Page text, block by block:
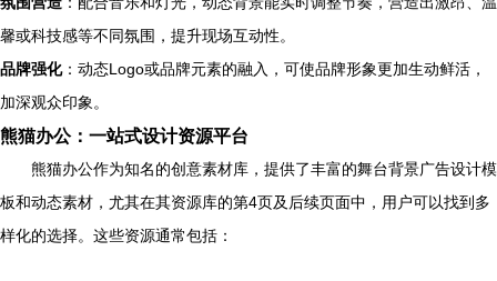
馨或科技感等不同氛围，提升现场互动性。
品牌强化：动态Logo或品牌元素的融入，可使品牌形象更加生动鲜活，
加深观众印象。
熊猫办公：一站式设计资源平台
熊猫办公作为知名的创意素材库，提供了丰富的舞台背景广告设计模
板和动态素材，尤其在其资源库的第4页及后续页面中，用户可以找到多
样化的选择。这些资源通常包括：